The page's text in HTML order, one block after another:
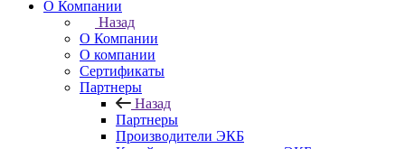
О Компании
Назад
О Компании
О компании
Сертификаты
Партнеры
Назад
Партнеры
Производители ЭКБ